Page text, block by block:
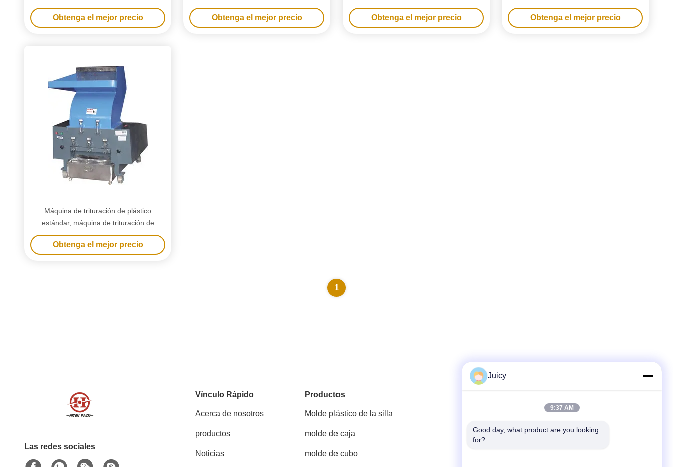
de color
Obtenga el mejor precio
para máquina de moldeo por inyección
Obtenga el mejor precio
encasillado para máquina de moldeo
Obtenga el mejor precio
plástico 3 en 1
Obtenga el mejor precio
Máquina de trituración de plástico
estándar, máquina de trituración de
botellas pequeñas Fuerza de trituración
fuerte
Obtenga el mejor precio
1
Las redes sociales
Vínculo Rápido
Acerca de nosotros
productos
Noticias
Productos
Molde plástico de la silla
molde de caja
molde de cubo
86-576-84903788
Juicy
9:37 AM
Good day, what product are you looking
for?